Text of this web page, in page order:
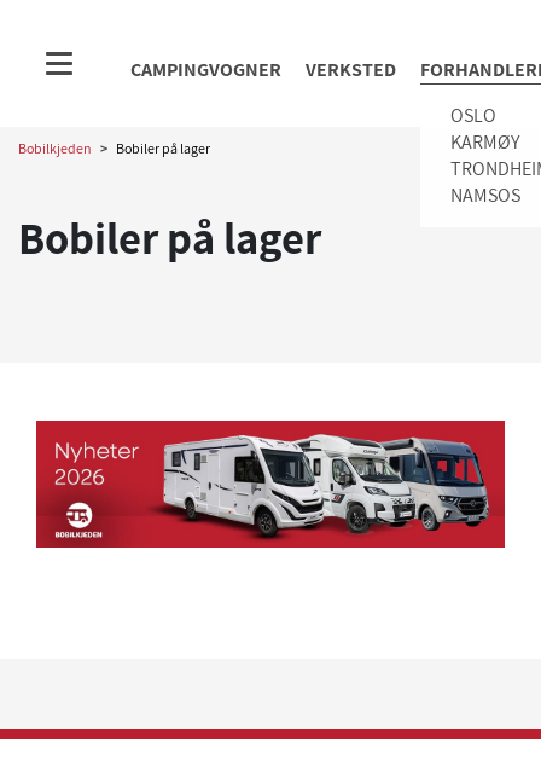
CAMPINGVOGNER VERKSTED
OSLO
KARMØY
NAMSOS
Bobilkjeden > Bobiler på lager
Bobiler på lager